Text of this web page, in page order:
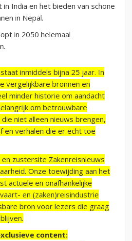
India en het bieden van schone
in Nepal.
in 2050 helemaal
inmiddels bijna 25 jaar. In
vergelijkbare bronnen en
minder historie om aandacht
om betrouwbare
niet alleen nieuws brengen,
en verhalen die er echt toe
zustersite Zakenreisnieuws
Onze toewijding aan het
actuele en onafhankelijke
en (zaken)reisindustrie
bron voor lezers die graag
content: